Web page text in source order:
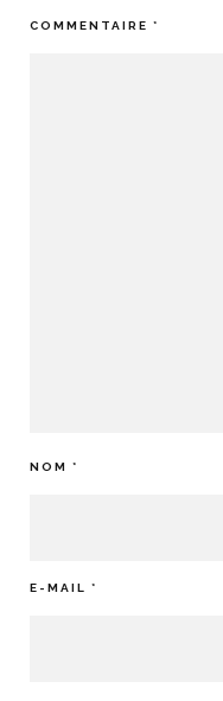
COMMENTAIRE *
NOM *
E-MAIL *